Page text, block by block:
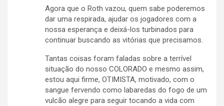
Agora que o Roth vazou, quem sabe poderemos
dar uma respirada, ajudar os jogadores com a
nossa esperança e deixá-los turbinados para
continuar buscando as vitórias que precisamos.
Tantas coisas foram faladas sobre a terrível
situação do nosso COLORADO e mesmo assim,
estou aqui firme, OTIMISTA, motivado, com o
sangue fervendo como labaredas do fogo de um
vulcão alegre para seguir tocando a vida com